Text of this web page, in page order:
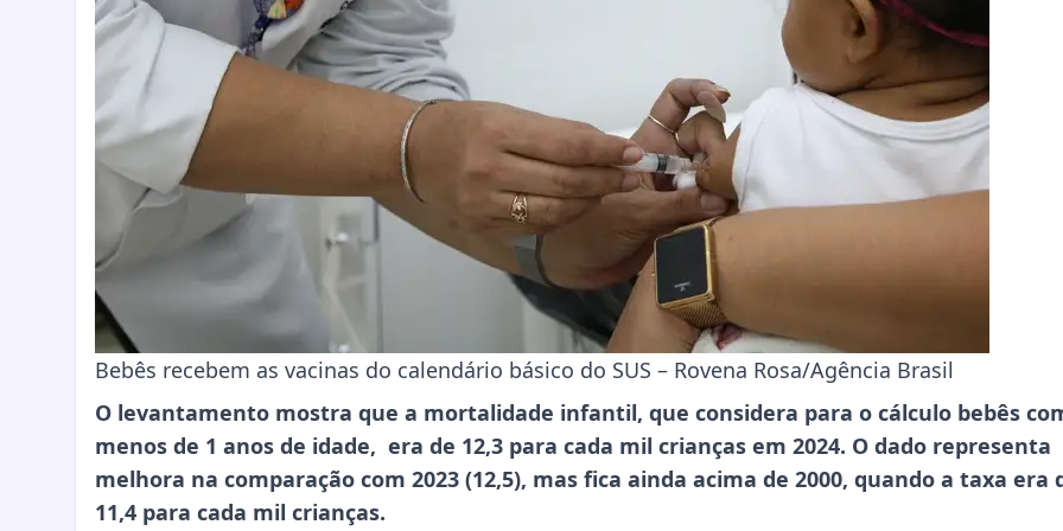
Bebês recebem as vacinas do calendário básico do SUS – Rovena Rosa/Agência Brasil
O levantamento mostra que a mortalidade infantil, que considera para o cálculo bebês
menos de 1 anos de idade, era de 12,3 para cada mil crianças em 2024. O dado representa
melhora na comparação com 2023 (12,5), mas fica ainda acima de 2000, quando a taxa era
11,4 para cada mil crianças.